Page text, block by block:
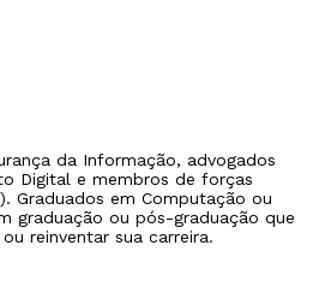
da Informação, advogados
Digital e membros de forças
Graduados em Computação ou
graduação ou pós-graduação que
reinventar sua carreira.